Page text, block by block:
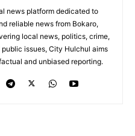
news platform dedicated to
reliable news from Bokaro,
local news, politics, crime,
issues, City Hulchul aims
and unbiased reporting.